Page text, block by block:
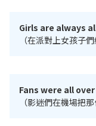
Girls are always
（在派對上女孩子
Fans were all
（影迷們在機場把